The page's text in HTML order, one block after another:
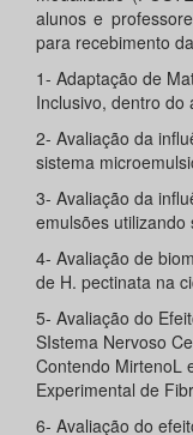
alunos e
para recebimento
1- Adaptação de
Inclusivo, dentro do
2- Avaliação da
sistema
3- Avaliação da
emulsões
4- Avaliação de
de H. pectinata na
5- Avaliação do
SIstema Nervoso
Contendo MirtenoL
Experimental de
6- Avaliação do